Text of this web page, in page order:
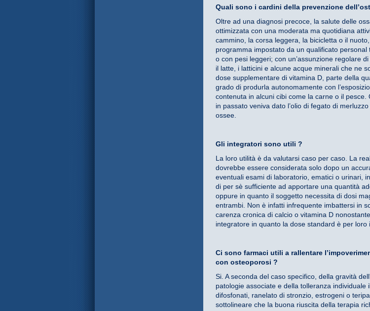
Quali sono i cardini della prevenzione
Oltre ad una diagnosi precoce, la salute delle
ottimizzata con una moderata ma quotidiana
cammino, la corsa leggera, la bicicletta o il
programma impostato da un qualificato
o con pesi leggeri; con un’assunzione regolare
il latte, i latticini e alcune acque minerali che ne
dose supplementare di vitamina D, parte della
grado di produrla autonomamente con
contenuta in alcuni cibi come la carne o il
in passato veniva dato l’olio di fegato di
ossee.
Gli integratori sono utili ?
La loro utilità è da valutarsi caso per caso. La
dovrebbe essere considerata solo dopo un
eventuali esami di laboratorio, ematici o urinari,
di per sè sufficiente ad apportare una quantità
oppure in quanto il soggetto necessita di dosi
entrambi. Non è infatti infrequente imbattersi in
carenza cronica di calcio o vitamina D
integratore in quanto la dose standard è per loro
Ci sono farmaci utili a rallentare
con osteoporosi ?
Si. A seconda del caso specifico, della gravità
patologie associate e della tolleranza individuale
difosfonati, ranelato di stronzio, estrogeni o
sottolineare che la buona riuscita della terapia